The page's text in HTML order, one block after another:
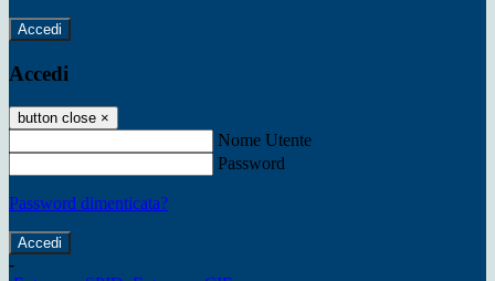
Accedi
Accedi
button close ×
Nome Utente
Password
Password dimenticata?
-